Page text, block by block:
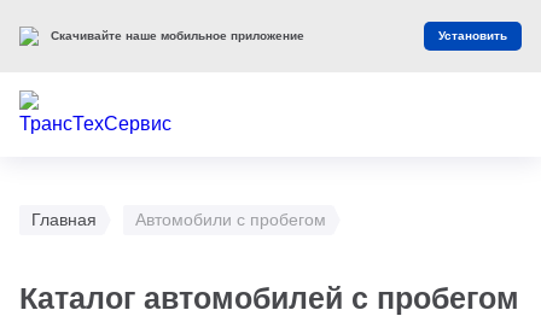
Главная Автомобили с пробегом
Каталог автомобилей с пробегом
Скачивайте наше мобильное приложение Установить